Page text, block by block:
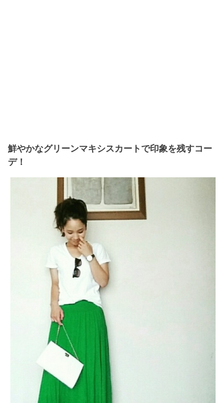
鮮やかなグリーンマキシスカートで印象を残すコー
デ！